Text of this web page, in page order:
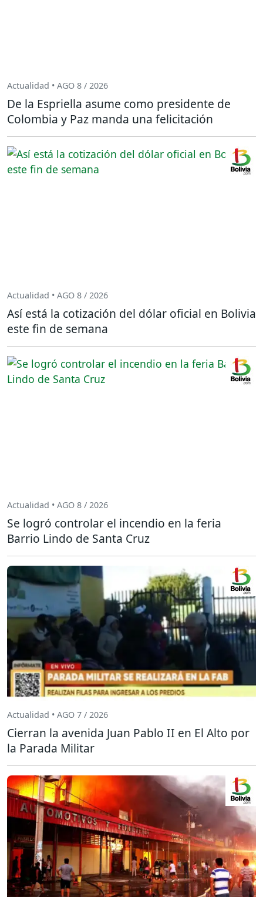
Actualidad • AGO 8 / 2026
De la Espriella asume como presidente de
Colombia y Paz manda una felicitación
Actualidad • AGO 8 / 2026
Así está la cotización del dólar oficial en Bolivia
este fin de semana
Actualidad • AGO 8 / 2026
Se logró controlar el incendio en la feria
Barrio Lindo de Santa Cruz
Actualidad • AGO 7 / 2026
Cierran la avenida Juan Pablo II en El Alto por
la Parada Militar